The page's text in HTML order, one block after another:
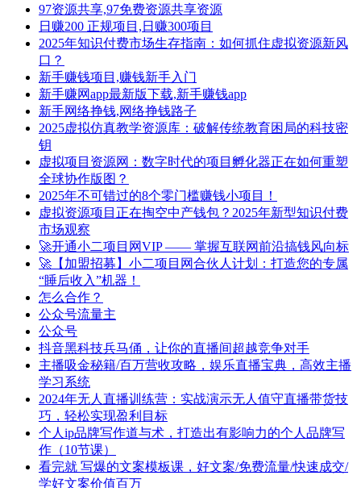
97资源共享,97免费资源共享资源
日赚200 正规项目,日赚300项目
2025年知识付费市场生存指南：如何抓住虚拟资源新风
口？
新手赚钱项目,赚钱新手入门
新手赚网app最新版下载,新手赚钱app
新手网络挣钱,网络挣钱路子
2025虚拟仿真教学资源库：破解传统教育困局的科技密
钥
虚拟项目资源网：数字时代的项目孵化器正在如何重塑
全球协作版图？
2025年不可错过的8个零门槛赚钱小项目！
虚拟资源项目正在掏空中产钱包？2025年新型知识付费
市场观察
🚀开通小二项目网VIP —— 掌握互联网前沿搞钱风向标
🚀【加盟招募】小二项目网合伙人计划：打造您的专属
“睡后收入”机器！
怎么合作？
公众号流量主
公众号
抖音黑科技兵马俑，让你的直播间超越竞争对手
主播吸金秘籍/百万营收攻略，娱乐直播宝典，高效主播
学习系统
2024年无人直播训练营：实战演示无人值守直播带货技
巧，轻松实现盈利目标
个人ip品牌写作道与术，打造出有影响力的个人品牌写
作（10节课）
看完就 写爆的文案模板课，好文案/免费流量/快速成交/
学好文案价值百万